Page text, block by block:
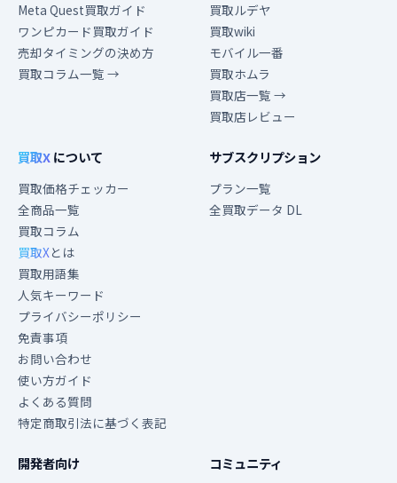
Meta Quest買取ガイド
ワンピカード買取ガイド
売却タイミングの決め方
買取コラム一覧 →
買取ルデヤ
買取wiki
モバイル一番
買取ホムラ
買取店一覧 →
買取店レビュー
買取Xについて
買取価格チェッカー
全商品一覧
買取コラム
買取Xとは
買取用語集
人気キーワード
プライバシーポリシー
免責事項
お問い合わせ
使い方ガイド
よくある質問
特定商取引法に基づく表記
サブスクリプション
プラン一覧
全買取データ DL
開発者向け コミュニティ